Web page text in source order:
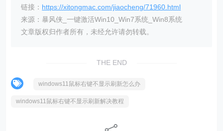
链接： https://xitongmac.com/jiaocheng/71960.html
来源：暴风侠_一键激活Win10_Win7系统_Win8系统
文章版权归作者所有，未经允许请勿转载。
THE END
windows11鼠标右键不显示刷新怎么办
windows11鼠标右键不显示刷新解决教程